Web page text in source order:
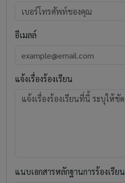
อีเมลล์
แจ้งเรื่องร้องเรียน
แนบเอกสารหลักฐานการร้องเรียน